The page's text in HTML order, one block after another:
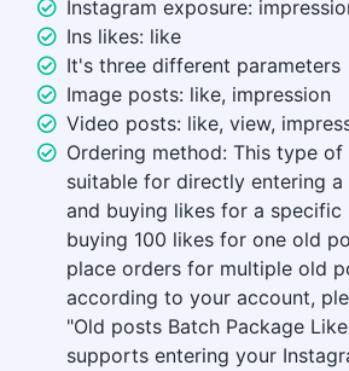
Instagram exposure:
Ins likes: like
It's three different parameters
Image posts: like, impression
Video posts: like, view,
Ordering method: This type
suitable for directly entering
and buying likes for a specific
buying 100 likes for one old
place orders for multiple old
according to your account,
"Old posts Batch Package
supports entering your